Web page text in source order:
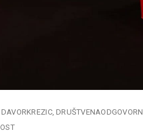
DAVORKREZIC